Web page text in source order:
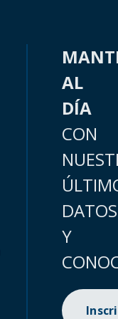
AL
DÍA
CON
DATOS
Y